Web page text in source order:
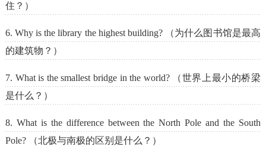
住？）
6. Why is the library the highest building? （为什么图书馆是最高
的建筑物？）
7. What is the smallest bridge in the world? （世界上最小的桥梁
是什么？）
8. What is the difference between the North Pole and the South
Pole? （北极与南极的区别是什么？）